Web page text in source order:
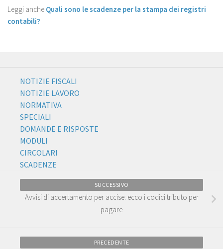
Leggi anche Quali sono le scadenze per la stampa dei registri
contabili?
NOTIZIE FISCALI
NOTIZIE LAVORO
NORMATIVA
SPECIALI
DOMANDE E RISPOSTE
MODULI
CIRCOLARI
SCADENZE
SUCCESSIVO
Avvisi di accertamento per accise: ecco i codici tributo per
pagare
PRECEDENTE